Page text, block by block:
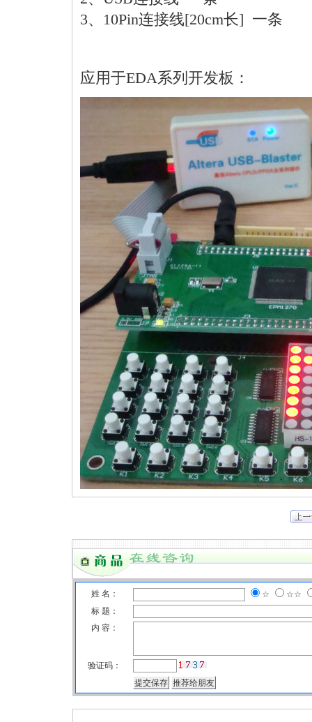
3、10Pin连接线[20cm长] 一条
应用于EDA系列开发板：
姓 名： ☆
☆☆
标 题：
内 容：
验证码：